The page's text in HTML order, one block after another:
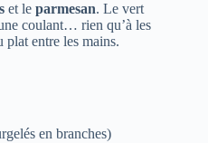
et le parmesan. Le vert
coulant… rien qu’à les
plat entre les mains.
en branches)